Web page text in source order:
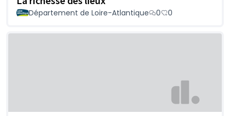
Département de Loire-Atlantique 0 0